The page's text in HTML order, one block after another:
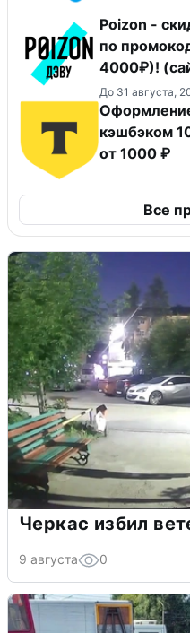
Poizon -
по
4000₽)!
До 31 августа,
кэшбэком
от 1000 ₽
Все
Черкас избил
9 августа 0